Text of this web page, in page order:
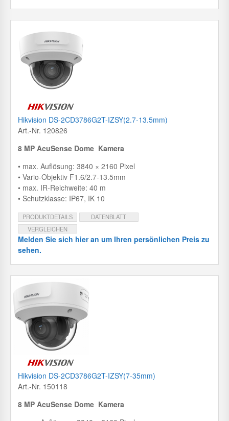
Hikvision DS-2CD3786G2T-IZSY(2.7-13.5mm)
Art.-Nr. 120826
8 MP AcuSense Dome Kamera
• max. Auflösung: 3840 × 2160 Pixel
• Vario-Objektiv F1.6/2.7-13.5mm
• max. IR-Reichweite: 40 m
• Schutzklasse: IP67, IK 10
PRODUKTDETAILS
DATENBLATT
VERGLEICHEN
Melden Sie sich hier an um Ihren persönlichen Preis zu
sehen.
Hikvision DS-2CD3786G2T-IZSY(7-35mm)
Art.-Nr. 150118
8 MP AcuSense Dome Kamera